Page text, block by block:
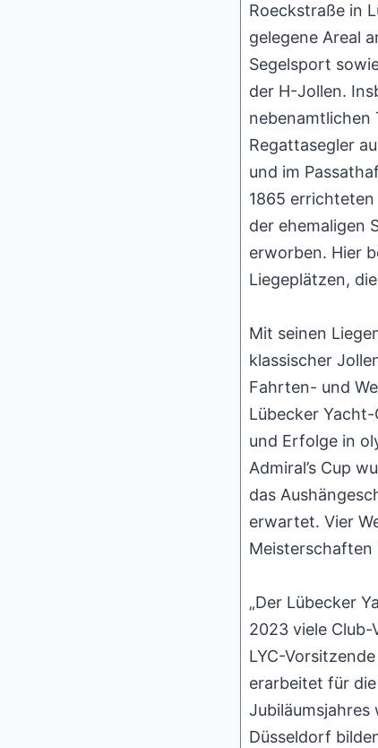
Roeckstraße in
gelegene Areal
Segelsport
der H-Jollen.
nebenamtlichen
Regattasegler
und im
1865
der ehemaligen
erworben. Hier
Liegeplätzen,
Mit seinen
klassischer
Fahrten- und
Lübecker
und Erfolge in
Admiral’s Cup
das
erwartet. Vier
Meisterschaften
„Der Lübecker
2023 viele
LYC-
erarbeitet für
Düsseldorf